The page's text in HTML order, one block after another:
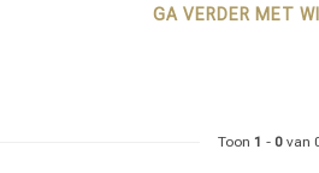
GA VERDER MET
Toon 1 - 0van